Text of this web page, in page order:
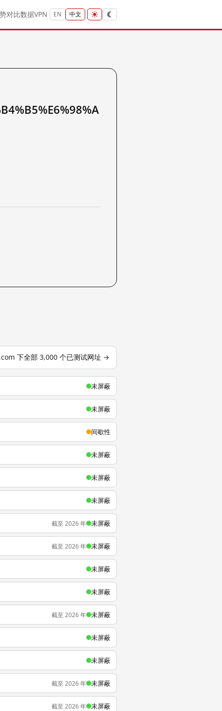
对比数据VPN EN 中文
下全部 3,000 个已测试网址 →
未屏蔽
未屏蔽
间歇性
未屏蔽
未屏蔽
未屏蔽
截至 2026 年 未屏蔽
截至 2026 年 未屏蔽
未屏蔽
未屏蔽
截至 2026 年 未屏蔽
未屏蔽
未屏蔽
截至 2026 年 未屏蔽
截至 2026 年 未屏蔽